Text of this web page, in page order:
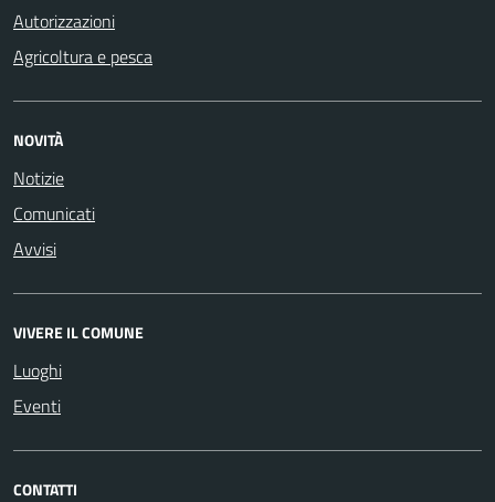
Autorizzazioni
Agricoltura e pesca
NOVITÀ
Notizie
Comunicati
Avvisi
VIVERE IL COMUNE
Luoghi
Eventi
CONTATTI